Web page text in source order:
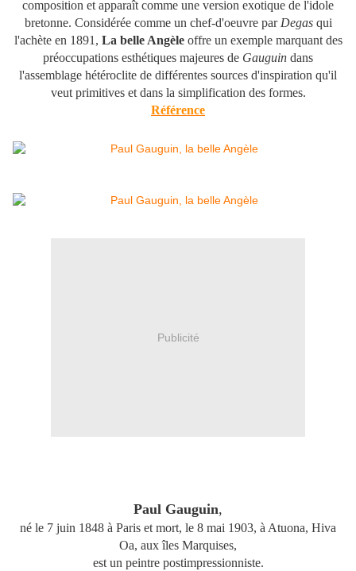
composition et apparaît comme une version exotique de l'idole
bretonne. Considérée comme un chef-d'oeuvre par Degasqui
l'achète en 1891, La belle Angèleoffre un exemple marquant des
préoccupations esthétiques majeures de Gauguin dans
l'assemblage hétéroclite de différentes sources d'inspiration qu'il
veut primitives et dans la simplification des formes.
Référence
Publicité
Paul Gauguin,
né le 7 juin 1848 à Paris et mort, le 8 mai 1903, à Atuona, Hiva
Oa, aux îles Marquises,
est un peintre postimpressionniste.